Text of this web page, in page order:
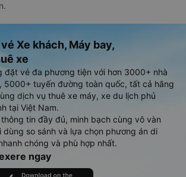
Xe khách, Máy bay,
xe
đặt vé đa phương tiện với hơn 3000+ nhà
5000+ tuyến đường toàn quốc, tất cả hãng
dịch vụ thuê xe máy, xe du lịch phủ
tại Việt Nam.
tin đầy đủ, minh bạch cùng vô vàn
so sánh và lựa chọn phương án di
chóng và phù hợp nhất.
ngay